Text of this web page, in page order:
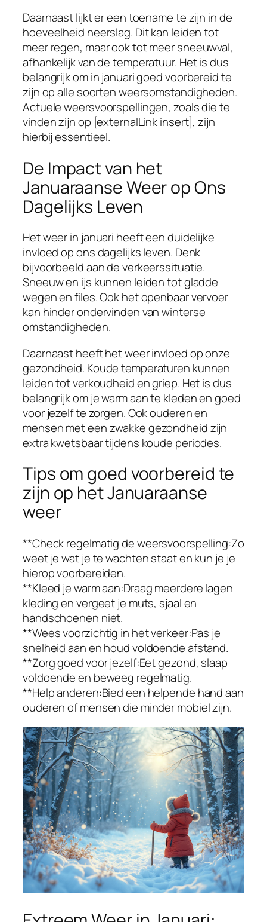
Daarnaast lijkt er een toename te zijn in de
hoeveelheid neerslag. Dit kan leiden tot
meer regen, maar ook tot meer sneeuwval,
afhankelijk van de temperatuur. Het is dus
belangrijk om in januari goed voorbereid te
zijn op alle soorten weersomstandigheden.
Actuele weersvoorspellingen, zoals die te
vinden zijn op [externalLink insert], zijn
hierbij essentieel.
De Impact van het
Januaraanse Weer op Ons
Dagelijks Leven
Het weer in januari heeft een duidelijke
invloed op ons dagelijks leven. Denk
bijvoorbeeld aan de verkeerssituatie.
Sneeuw en ijs kunnen leiden tot gladde
wegen en files. Ook het openbaar vervoer
kan hinder ondervinden van winterse
omstandigheden.
Daarnaast heeft het weer invloed op onze
gezondheid. Koude temperaturen kunnen
leiden tot verkoudheid en griep. Het is dus
belangrijk om je warm aan te kleden en goed
voor jezelf te zorgen. Ook ouderen en
mensen met een zwakke gezondheid zijn
extra kwetsbaar tijdens koude periodes.
Tips om goed voorbereid te
zijn op het Januaraanse
weer
**Check regelmatig de weersvoorspelling:Zo
weet je wat je te wachten staat en kun je je
hierop voorbereiden.
**Kleed je warm aan:Draag meerdere lagen
kleding en vergeet je muts, sjaal en
handschoenen niet.
**Wees voorzichtig in het verkeer:Pas je
snelheid aan en houd voldoende afstand.
**Zorg goed voor jezelf:Eet gezond, slaap
voldoende en beweeg regelmatig.
**Help anderen:Bied een helpende hand aan
ouderen of mensen die minder mobiel zijn.